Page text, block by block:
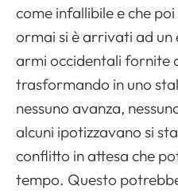
come infallibile e che
ormai si è arrivati ad un
armi occidentali fornite
trasformando in uno
nessuno avanza,
alcuni ipotizzavano si
conflitto in attesa che
tempo. Questo